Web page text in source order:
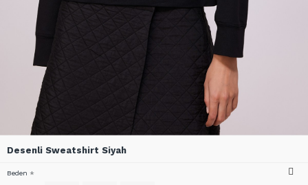
Desenli Sweatshirt Siyah
Beden